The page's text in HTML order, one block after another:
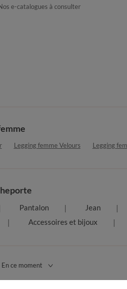
e-catalogues à consulter
Legging femme Velours Legging
Pantalon Jean
Accessoires et bijoux
En ce moment